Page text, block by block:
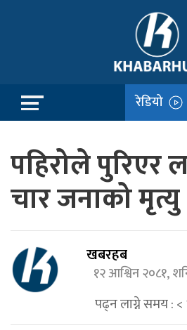
रेडियो
पहिरोले पुरिएर
चार जनाको मृत्यु
खबरहब
१२ आश्विन २०८१,
पढ्न लाग्ने समय :<